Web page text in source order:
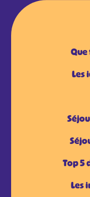
Les
Top 5
Les